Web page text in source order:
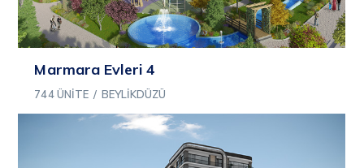
Marmara Evleri 4
744 ÜNITE / BEYLIKDÜZÜ